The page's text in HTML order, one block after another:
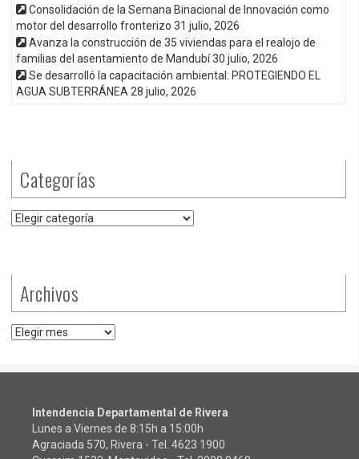
Consolidación de la Semana Binacional de Innovación como
motor del desarrollo fronterizo 31 julio, 2026
Avanza la construcción de 35 viviendas para el realojo de
familias del asentamiento de Mandubí30 julio, 2026
Se desarrolló la capacitación ambiental: PROTEGIENDO EL
AGUA SUBTERRÁNEA 28 julio, 2026
Categorías
Categorías
Archivos
Archivos
Intendencia Departamental de Rivera
Lunes a Viernes de 8:15h a 15:00h
Agraciada 570, Rivera - Tel. 4623 1900